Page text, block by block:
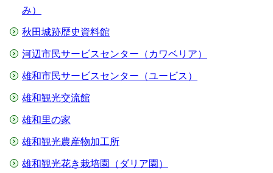
み）
秋田城跡歴史資料館
河辺市民サービスセンター（カワベリア）
雄和市民サービスセンター（ユービス）
雄和観光交流館
雄和里の家
雄和観光農産物加工所
雄和観光花き栽培園（ダリア園）